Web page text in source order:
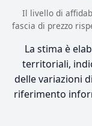
Il livello di
fascia di prezzo
La stima è
territoriali,
delle variazioni
riferimento